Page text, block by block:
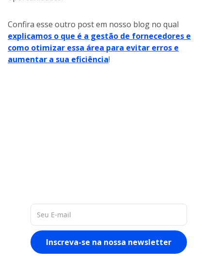
Confira esse outro post em nosso blog no qual
explicamos o que é a gestão de fornecedores e
como otimizar essa área para evitar erros e
aumentar a sua eficiência!
sobre o mercado